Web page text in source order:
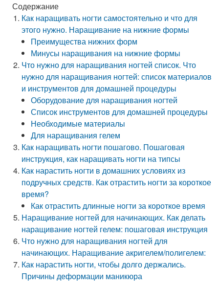
Содержание
Как наращивать ногти самостоятельно и что для
этого нужно. Наращивание на нижние формы
Преимущества нижних форм
Минусы наращивания на нижние формы
Что нужно для наращивания ногтей список. Что
нужно для наращивания ногтей: список материалов
и инструментов для домашней процедуры
Оборудование для наращивания ногтей
Список инструментов для домашней процедуры
Необходимые материалы
Для наращивания гелем
Как наращивать ногти пошагово. Пошаговая
инструкция, как наращивать ногти на типсы
Как нарастить ногти в домашних условиях из
подручных средств. Как отрастить ногти за короткое
время?
Как отрастить длинные ногти за короткое время
Наращивание ногтей для начинающих. Как делать
наращивание ногтей гелем: пошаговая инструкция
Что нужно для наращивания ногтей для
начинающих. Наращивание акригелем/полигелем:
Как нарастить ногти, чтобы долго держались.
Причины деформации маникюра